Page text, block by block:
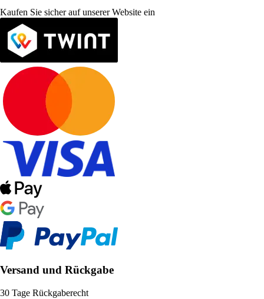
Kaufen Sie sicher auf unserer Website ein
Versand und Rückgabe
30 Tage Rückgaberecht